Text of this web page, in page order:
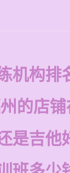
机构排
的店
是吉他